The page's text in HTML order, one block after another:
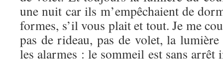
une nuit car ils m’empêchaient de
formes, s’il vous plait et tout. Je me
pas de rideau, pas de volet, la
les alarmes : le sommeil est sans arrêt